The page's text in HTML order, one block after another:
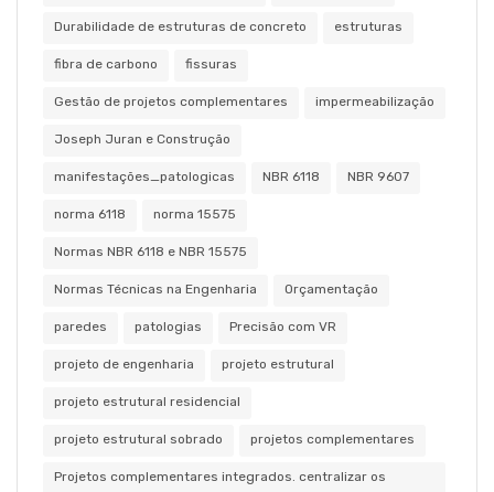
Durabilidade de estruturas de concreto estruturas
fibra de carbono fissuras
Gestão de projetos complementares impermeabilização
Joseph Juran e Construção
manifestações_patologicas NBR 6118 NBR 9607
norma 6118 norma 15575
Normas NBR 6118 e NBR 15575
Normas Técnicas na Engenharia Orçamentação
paredes patologias Precisão com VR
projeto de engenharia projeto estrutural
projeto estrutural residencial
projeto estrutural sobrado projetos complementares
Projetos complementares integrados. centralizar os